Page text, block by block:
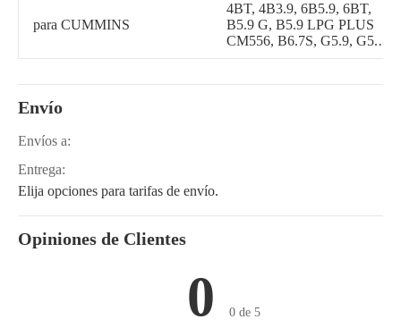
HL750-3, R210LC-3_LL,
HDF35AII, HDF45AII,
HDF50A, H70, H70LGP,
H80, H80LGP, HL720-3C,
para CUMMINS
4BT, 4B3.9, 6B5.9, 6BT,
B5.9 G, B5.9 LPG PLUS
CM556, B6.7S, G5.9, G5.9
CM558, ISB (CHRYSLER),
CM2180, QSB3.9 30
Envío
Envíos a:
Entrega:
Elija opciones para tarifas de envío.
Opiniones de Clientes
0 0 de 5